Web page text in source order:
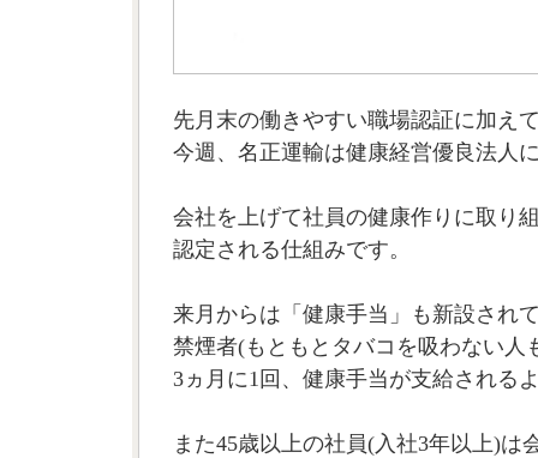
先月末の働きやすい職場認証に加え
今週、名正運輸は健康経営優良法人
会社を上げて社員の健康作りに取り
認定される仕組みです。
来月からは「健康手当」も新設され
禁煙者(もともとタバコを吸わない人
3ヵ月に1回、健康手当が支給される
また45歳以上の社員(入社3年以上)は